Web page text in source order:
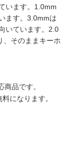
います。1.0mm
ます。3.0mmは
いています。2.0
、そのままキーホ
品です。
になります。